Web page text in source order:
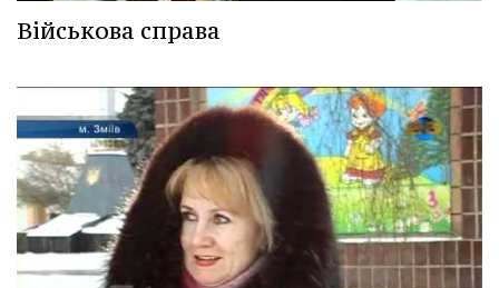
Військова справа